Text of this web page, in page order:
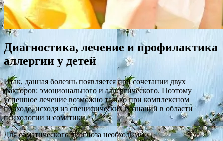
Диагностика, лечение и профилактика
аллергии у детей
Итак, данная болезнь появляется при сочетании двух
факторов: эмоционального и аллергического. Поэтому
успешное лечение возможно только при комплексном
подходе, исходя из специфических познаний в области
психологии и соматики.
Для соматического диагноза необходимы: